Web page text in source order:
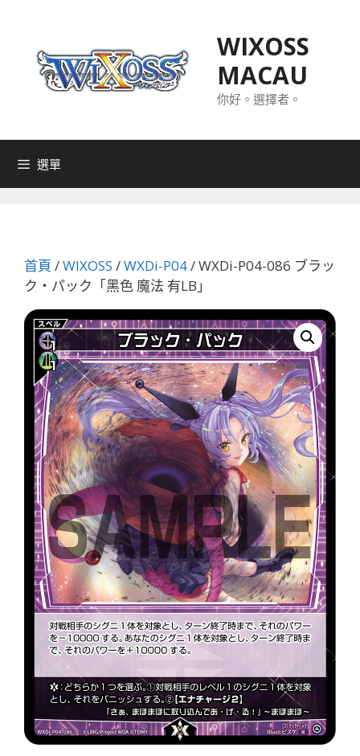
WIXOSS
MACAU
你好。選擇者。
選單
首頁 /WIXOSS /WXDi-P04/ WXDi-P04-086 ブラッ
ク・パック「黑色 魔法 有LB」